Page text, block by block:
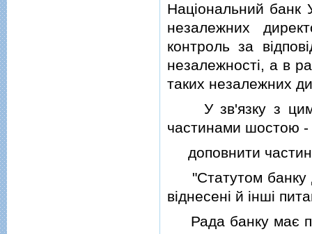
Нацiональний банк
незалежних
контроль за
незалежностi, а в
таких незалежних
У зв'язку з цим
частинами шостою
доповнити
"Статутом банку
вiднесенi й iншi
Рада банку має